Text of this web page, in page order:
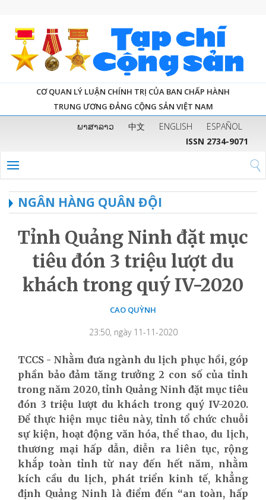
CƠ QUAN LÝ LUẬN CHÍNH TRỊ CỦA BAN CHẤP HÀNH
TRUNG ƯƠNG ĐẢNG CỘNG SẢN VIỆT NAM
ພາສາລາວ 中文 ENGLISH
ESPAÑOL
ISSN 2734-9071
NGÂN HÀNG QUÂN ĐỘI
Tỉnh Quảng Ninh đặt mục
tiêu đón 3 triệu lượt du
khách trong quý IV-2020
CAO QUỲNH
23:50, ngày 11-11-2020
TCCS - Nhằm đưa ngành du lịch phục hồi, góp
phần bảo đảm tăng trưởng 2 con số của tỉnh
trong năm 2020, tỉnh Quảng Ninh đặt mục tiêu
đón 3 triệu lượt du khách trong quý IV-2020.
Để thực hiện mục tiêu này, tỉnh tổ chức chuỗi
sự kiện, hoạt động văn hóa, thể thao, du lịch,
thương mại hấp dẫn, diễn ra liên tục, rộng
khắp toàn tỉnh từ nay đến hết năm, nhằm
kích cầu du lịch, phát triển kinh tế, khẳng
định Quảng Ninh là điểm đến “an toàn, hấp